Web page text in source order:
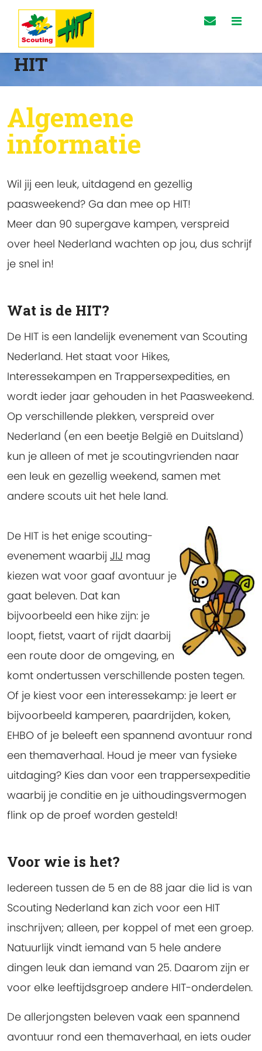
HIT
Algemene
informatie
Wil jij een leuk, uitdagend en gezellig
paasweekend? Ga dan mee op HIT!
Meer dan 90 supergave kampen, verspreid
over heel Nederland wachten op jou, dus schrijf
je snel in!
Wat is de HIT?
De HIT is een landelijk evenement van Scouting
Nederland. Het staat voor Hikes,
Interessekampen en Trappersexpedities, en
wordt ieder jaar gehouden in het Paasweekend.
Op verschillende plekken, verspreid over
Nederland (en een beetje België en Duitsland)
kun je alleen of met je scoutingvrienden naar
een leuk en gezellig weekend, samen met
andere scouts uit het hele land.
De HIT is het enige scouting-
evenement waarbij JIJ mag
kiezen wat voor gaaf avontuur je
gaat beleven. Dat kan
bijvoorbeeld een hike zijn: je
loopt, fietst, vaart of rijdt daarbij
een route door de omgeving, en
komt ondertussen verschillende posten tegen.
Of je kiest voor een interessekamp: je leert er
bijvoorbeeld kamperen, paardrijden, koken,
EHBO of je beleeft een spannend avontuur rond
een themaverhaal. Houd je meer van fysieke
uitdaging? Kies dan voor een trappersexpeditie
waarbij je conditie en je uithoudingsvermogen
flink op de proef worden gesteld!
Voor wie is het?
Iedereen tussen de 5 en de 88 jaar die lid is van
Scouting Nederland kan zich voor een HIT
inschrijven; alleen, per koppel of met een groep.
Natuurlijk vindt iemand van 5 hele andere
dingen leuk dan iemand van 25. Daarom zijn er
voor elke leeftijdsgroep andere HIT-onderdelen.
De allerjongsten beleven vaak een spannend
avontuur rond een themaverhaal, en iets ouder